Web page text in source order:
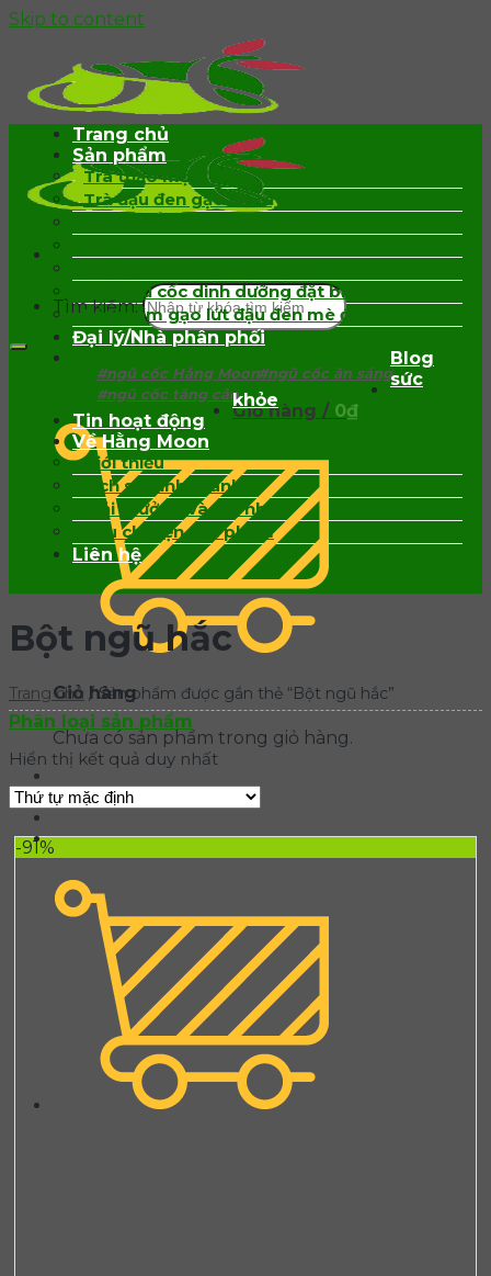
Skip to content
Tìm kiếm:
#ngũ cốc Hằng Moon#ngũ cốc ăn sáng
#ngũ cốc tăng cân
Giỏ hàng / 0₫
Giỏ hàng
Chưa có sản phẩm trong giỏ hàng.
0852.115.196
Trang chủ
Sản phẩm
Trà thảo mộc
Trà đậu đen gạo lứt rẫy
Bột ngũ cốc dinh dưỡng đặt biệt
Bột mầm gạo lứt đậu đen mè đen
Đại lý/Nhà phân phối
Blog
sức
khỏe
Tin hoạt động
Về Hằng Moon
Giới thiệu
Lịch sử hình thành
Giải thưởng và ghi nhận
Câu chuyện sản phẩm
Liên hệ
Bột ngũ hắc
Trang chủ /Sản phẩm được gắn thẻ “Bột ngũ hắc”
Phân loại sản phẩm
Hiển thị kết quả duy nhất
-91%